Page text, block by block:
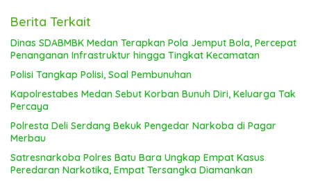
Berita Terkait
Dinas SDABMBK Medan Terapkan Pola Jemput Bola, Percepat
Penanganan Infrastruktur hingga Tingkat Kecamatan
Polisi Tangkap Polisi, Soal Pembunuhan
Kapolrestabes Medan Sebut Korban Bunuh Diri, Keluarga Tak
Percaya
Polresta Deli Serdang Bekuk Pengedar Narkoba di Pagar
Merbau
Satresnarkoba Polres Batu Bara Ungkap Empat Kasus
Peredaran Narkotika, Empat Tersangka Diamankan